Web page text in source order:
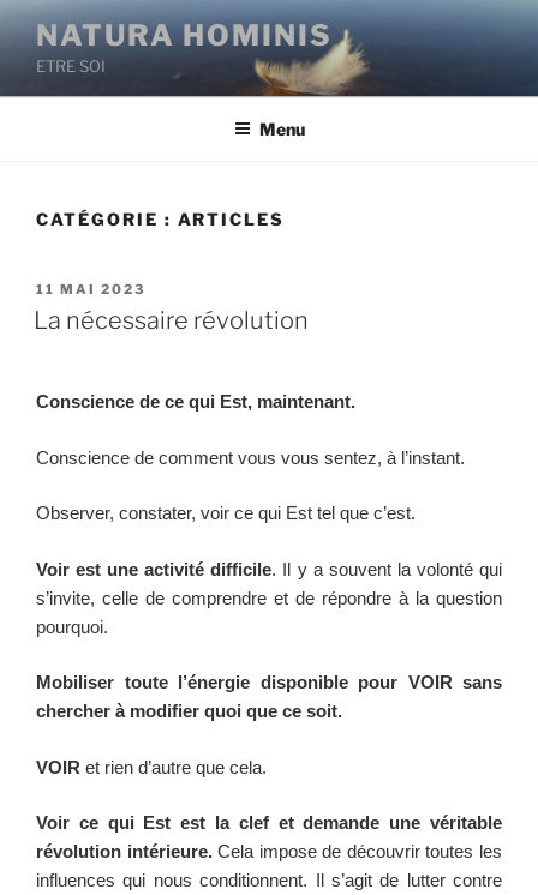
NATURA HOMINIS
ETRE SOI
Menu
CATÉGORIE : ARTICLES
11 MAI 2023
La nécessaire révolution
Conscience de ce qui Est, maintenant.
Conscience de comment vous vous sentez, à l’instant.
Observer, constater, voir ce qui Est tel que c’est.
Voir est une activité difficile. Il y a souvent la volonté qui
s’invite, celle de comprendre et de répondre à la question
pourquoi.
Mobiliser toute l’énergie disponible pour VOIR sans
chercher à modifier quoi que ce soit.
VOIR et rien d’autre que cela.
Voir ce qui Est est la clef et demande une véritable
révolution intérieure.Cela impose de découvrir toutes les
influences qui nous conditionnent. Il s’agit de lutter contre